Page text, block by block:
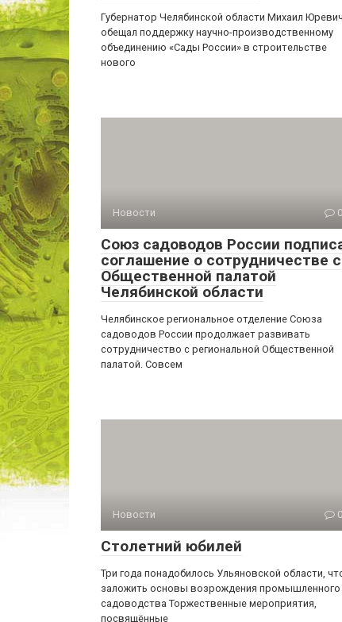
Губернатор Челябинской области Михаил Юревич
обещал поддержку научно-производственному
объединению «Сады России» в строительстве
нового
Новости 0
Союз садоводов России
соглашение о сотрудничестве с
Общественной палатой
Челябинской области
Челябинское региональное отделение Союза
садоводов России продолжает развивать
сотрудничество с региональной Общественной
палатой. Совсем
Новости 0
Столетний юбилей
Три года понадобилось Ульяновской области,
заложить основы возрождения промышленного
садоводства Торжественные мероприятия,
посвящённые